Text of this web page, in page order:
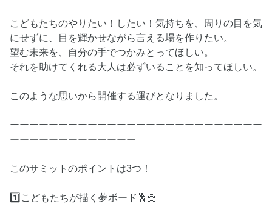
こどもたちのやりたい！したい！気持ちを、周りの目を気
にせずに、目を輝かせながら言える場を作りたい。
望む未来を、自分の手でつかみとってほしい。
それを助けてくれる大人は必ずいることを知ってほしい。
このような思いから開催する運びとなりました。
ーーーーーーーーーーーーーーーーーーーーーーーーーー
ーーーーーーーーーーーーー
このサミットのポイントは3つ！
1️⃣こどもたちが描く夢ボード🕺🏻